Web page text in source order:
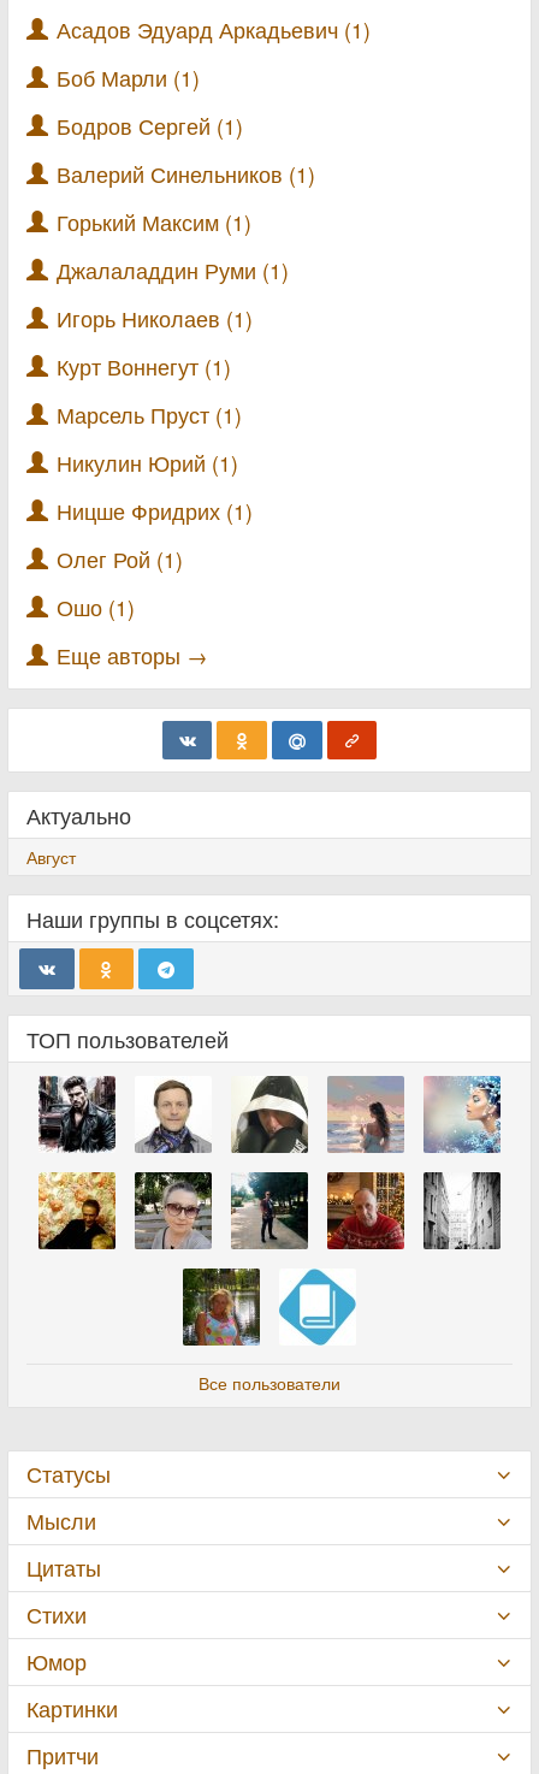
Асадов Эдуард Аркадьевич (1)
Боб Марли (1)
Бодров Сергей (1)
Валерий Синельников (1)
Горький Максим (1)
Джалаладдин Руми (1)
Игорь Николаев (1)
Курт Воннегут (1)
Марсель Пруст (1)
Никулин Юрий (1)
Ницше Фридрих (1)
Олег Рой (1)
Ошо (1)
Еще авторы →
Актуально
Август
Наши группы в соцсетях:
ТОП пользователей
Все пользователи
Статусы
Мысли
Цитаты
Стихи
Юмор
Картинки
Притчи